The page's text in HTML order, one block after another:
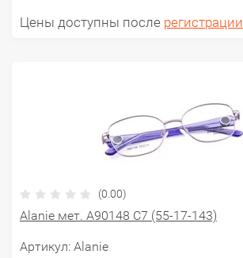
Цены доступны после регистрации
(0.00)
Alanie мет. A90148 C7 (55-17-143)
Артикул: Alanie